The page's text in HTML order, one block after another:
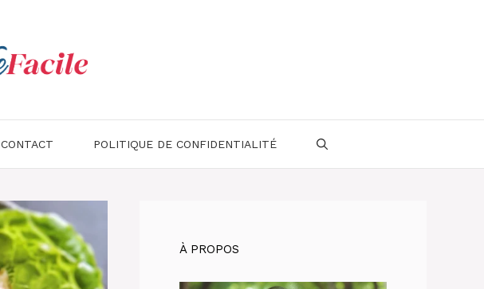
CONTACT POLITIQUE DE CONFIDENTIALITÉ
À PROPOS